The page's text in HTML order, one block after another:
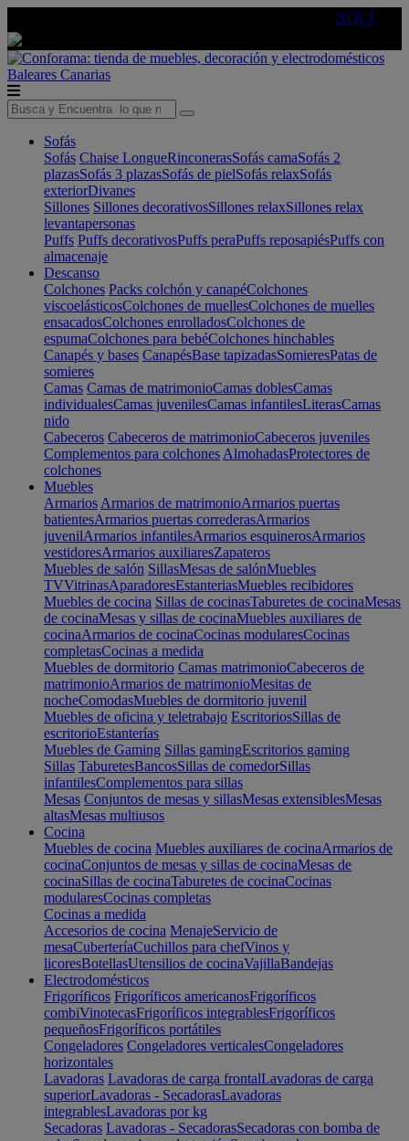
AQUÍ
Baleares Canarias
Sofás
Sofás Chaise LongueRinconerasSofás camaSofás 2
plazasSofás 3 plazasSofás de pielSofás relaxSofás
exteriorDivanes
Sillones Sillones decorativosSillones relaxSillones relax
levantapersonas
Puffs Puffs decorativosPuffs peraPuffs reposapiésPuffs con
almacenaje
Descanso
Colchones Packs colchón y canapéColchones
viscoelásticosColchones de muellesColchones de muelles
ensacadosColchones enrolladosColchones de
espumaColchones para bebéColchones hinchables
Canapés y bases CanapésBase tapizadasSomieresPatas de
somieres
Camas Camas de matrimonioCamas doblesCamas
individualesCamas juvenilesCamas infantilesLiterasCamas
nido
Cabeceros Cabeceros de matrimonioCabeceros juveniles
Complementos para colchones AlmohadasProtectores de
colchones
Muebles
Armarios Armarios de matrimonioArmarios puertas
batientesArmarios puertas correderasArmarios
juvenilArmarios infantilesArmarios esquinerosArmarios
vestidoresArmarios auxiliaresZapateros
Muebles de salón SillasMesas de salónMuebles
TVVitrinasAparadoresEstanteriasMuebles recibidores
Muebles de cocina Sillas de cocinasTaburetes de cocinaMesas
de cocinaMesas y sillas de cocinaMuebles auxiliares de
cocinaArmarios de cocinaCocinas modularesCocinas
completasCocinas a medida
Muebles de dormitorio Camas matrimonioCabeceros de
matrimonioArmarios de matrimonioMesitas de
nocheComodasMuebles de dormitorio juvenil
Muebles de oficina y teletrabajo EscritoriosSillas de
escritorioEstanterías
Muebles de Gaming Sillas gamingEscritorios gaming
Sillas TaburetesBancosSillas de comedorSillas
infantilesComplementos para sillas
Mesas Conjuntos de mesas y sillasMesas extensiblesMesas
altasMesas multiusos
Cocina
Muebles de cocina Muebles auxiliares de cocinaArmarios de
cocinaConjuntos de mesas y sillas de cocinaMesas de
cocinaSillas de cocinaTaburetes de cocinaCocinas
modularesCocinas completas
Cocinas a medida
Accesorios de cocina MenajeServicio de
mesaCuberteríaCuchillos para chefVinos y
licoresBotellasUtensilios de cocinaVajillaBandejas
Electrodomésticos
Frigoríficos Frigoríficos americanosFrigoríficos
combiVinotecasFrigoríficos integrablesFrigoríficos
pequeñosFrigoríficos portátiles
Congeladores Congeladores verticalesCongeladores
horizontales
Lavadoras Lavadoras de carga frontalLavadoras de carga
superiorLavadoras - SecadorasLavadoras
integrablesLavadoras por kg
Secadoras Lavadoras - SecadorasSecadoras con bomba de